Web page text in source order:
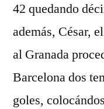
42 quedando
además, César,
al Granada
Barcelona dos
goles,